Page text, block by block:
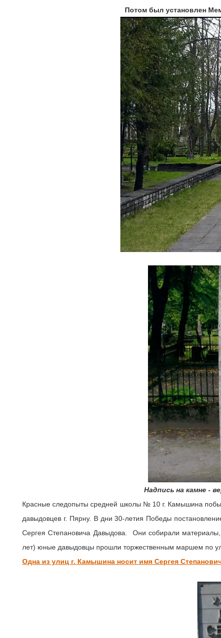
Потом был установлен
Надпись на камне -
Красные следопыты средней школы № 10 г. Камышина
давыдовцев г. Пярну. В дни 30-летия Победы
Сергея Степановича Давыдова. Они собирали
лет) юные давыдовцы прошли торжественным маршем по
Одна из улиц г. Камышина носит имя Сергея